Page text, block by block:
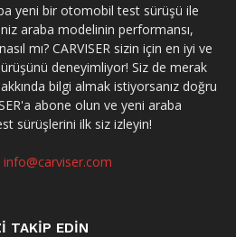
yeni bir otomobil test sürüşü ile
araba modelinin performansı,
mı? CARVISER sizin için en iyi ve
deneyimliyor! Siz de merak
bilgi almak istiyorsanız doğru
abone olun ve yeni araba
sürüşlerini ilk siz izleyin!
info@carviser.com
TAKİP EDİN